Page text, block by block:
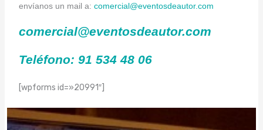
envíanos un mail a: comercial@eventosdeautor.com
comercial@eventosdeautor.com
Teléfono: 91 534 48 06
[wpforms id=»20991″]